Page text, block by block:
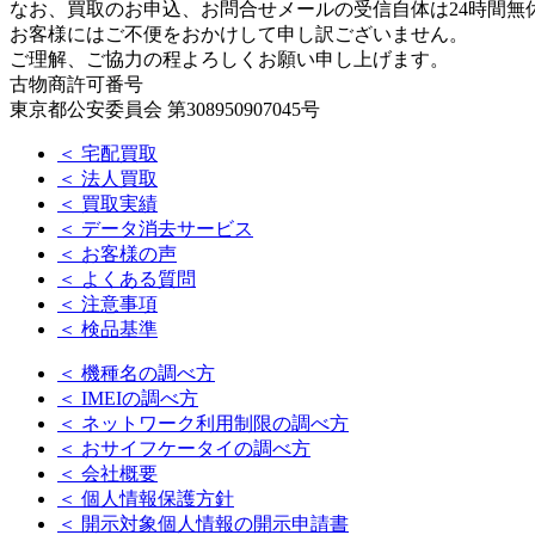
なお、買取のお申込、お問合せメールの受信自体は24時間無
お客様にはご不便をおかけして申し訳ございません。
ご理解、ご協力の程よろしくお願い申し上げます。
古物商許可番号
東京都公安委員会 第308950907045号
＜ 宅配買取
＜ 法人買取
＜ 買取実績
＜ データ消去サービス
＜ お客様の声
＜ よくある質問
＜ 注意事項
＜ 検品基準
＜ 機種名の調べ方
＜ IMEIの調べ方
＜ ネットワーク利用制限の調べ方
＜ おサイフケータイの調べ方
＜ 会社概要
＜ 個人情報保護方針
＜ 開示対象個人情報の開示申請書